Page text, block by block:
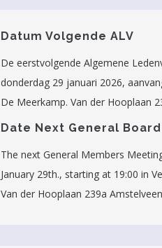
Datum Volgende ALV
De eerstvolgende Algemene
donderdag 29 januari 2026,
De Meerkamp. Van der Hooplaan
Date Next General
The next General Members
January 29th., starting at 19:00 in
Van der Hooplaan 239a